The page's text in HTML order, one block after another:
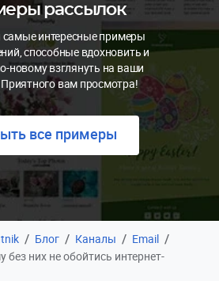
рассылок
интересные примеры
способные вдохновить и
новому взглянуть на ваши
вам просмотра!
все примеры
/ Блог / Каналы / Email /
них не обойтись интернет-